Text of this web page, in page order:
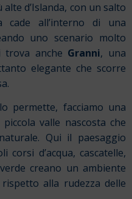
alte d’Islanda, con un salto
cade all’interno di una
uno scenario molto
trova anche Granni, una
elegante che scorre
permette, facciamo una
valle nascosta che
Qui il paesaggio
corsi d’acqua, cascatelle,
creano un ambiente
alla rudezza delle